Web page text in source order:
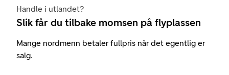
Handle i utlandet?
Slik får du tilbake momsen på flyplassen
Mange nordmenn betaler fullpris når det egentlig er
salg.